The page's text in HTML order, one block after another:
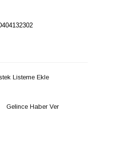
Listeme Ekle
Gelince Haber Ver